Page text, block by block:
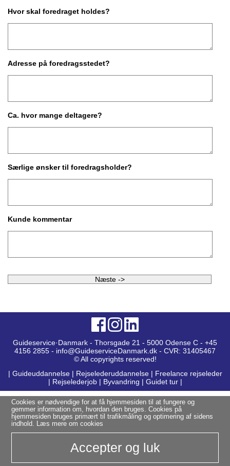
Hvor skal foredraget holdes?
Adresse på foredragsstedet?
Ca. hvor mange deltagere?
Særlige ønsker til foredragsholder?
Kunde kommentar
Guideservice·Danmark - Thorsgade 21 - 5000 Odense C - +45
4156 2855 - info@GuideserviceDanmark.dk - CVR: 31405467
© All copyrights reserved!
| Guideuddannelse | Rejselederuddannelse | Freelance rejseleder
| Rejselederjob| Byvandring | Guidet tur|
Cookies er nødvendige for at få hjemmesiden til at fungere og
gemmer information om, hvordan den bruges. Cookies på
hjemmesiden bruges primært til trafikmåling og optimering af sidens
indhold. Læs mere om cookies
Accepter og luk